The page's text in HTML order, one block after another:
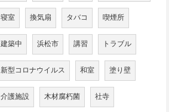
寝室 換気扇 タバコ 喫煙所
建築中 浜松市 講習 トラブル
新型コロナウイルス 和室 塗り壁
介護施設 木材腐朽菌 社寺